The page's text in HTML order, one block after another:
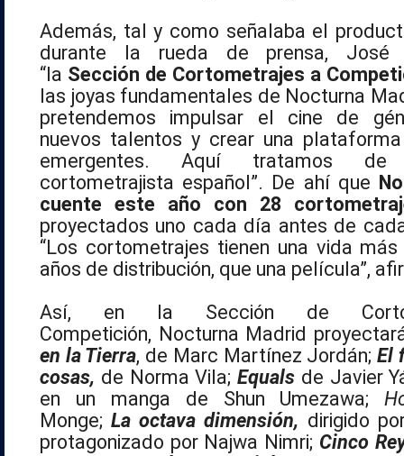
Además, tal y como señalaba el
durante la rueda de prensa, José
“la Sección de Cortometrajes a
las joyas fundamentales de Nocturna
pretendemos impulsar el cine de
nuevos talentos y crear una
emergentes. Aquí tratamos
cortometrajista español”. De ahí que
cuente este año con 28
proyectados uno cada día antes de
“Los cortometrajes tienen una vida
años de distribución, que una película”,
Así, en la Sección de
Competición, Nocturna Madrid
en la Tierra, de Marc Martínez Jordán;El
cosas, de Norma Vila; Equals de Javier
en un manga de Shun Umezawa;
Monge;La octava dimensión, dirigido
protagonizado por Najwa Nimri; Cinco